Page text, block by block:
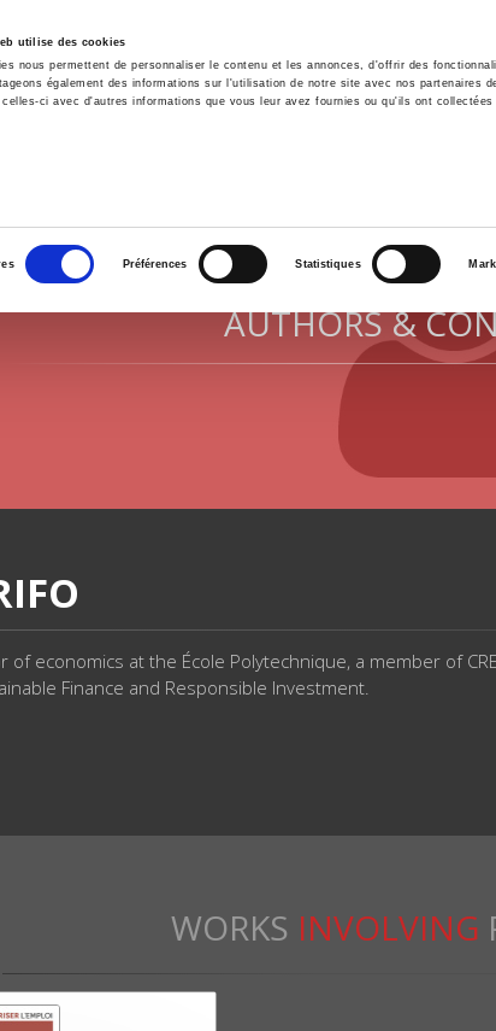
utilise des cookies
nous permettent de personnaliser le contenu et les annonces, d'offrir des
également des informations sur l'utilisation de notre site avec nos partenaires
celles-ci avec d'autres informations que vous leur avez fournies ou qu'ils ont
Préférences Statistiques
Home Environment History
AUTHORS &
of economics at the École Polytechnique, a member of
Finance and Responsible Investment.
WORKS INVOLVING